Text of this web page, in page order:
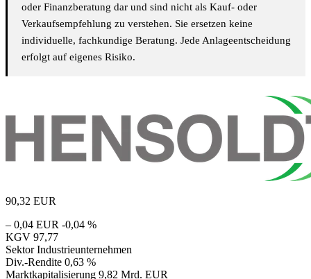
oder Finanzberatung dar und sind nicht als Kauf- oder
Verkaufsempfehlung zu verstehen. Sie ersetzen keine
individuelle, fachkundige Beratung. Jede Anlageentscheidung
erfolgt auf eigenes Risiko.
90,32 EUR
– 0,04 EUR -0,04 %
KGV 97,77
Sektor Industrieunternehmen
Div.-Rendite 0,63 %
Marktkapitalisierung 9,82 Mrd. EUR